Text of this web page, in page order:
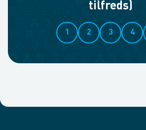
tilfreds)
1 2 3 4